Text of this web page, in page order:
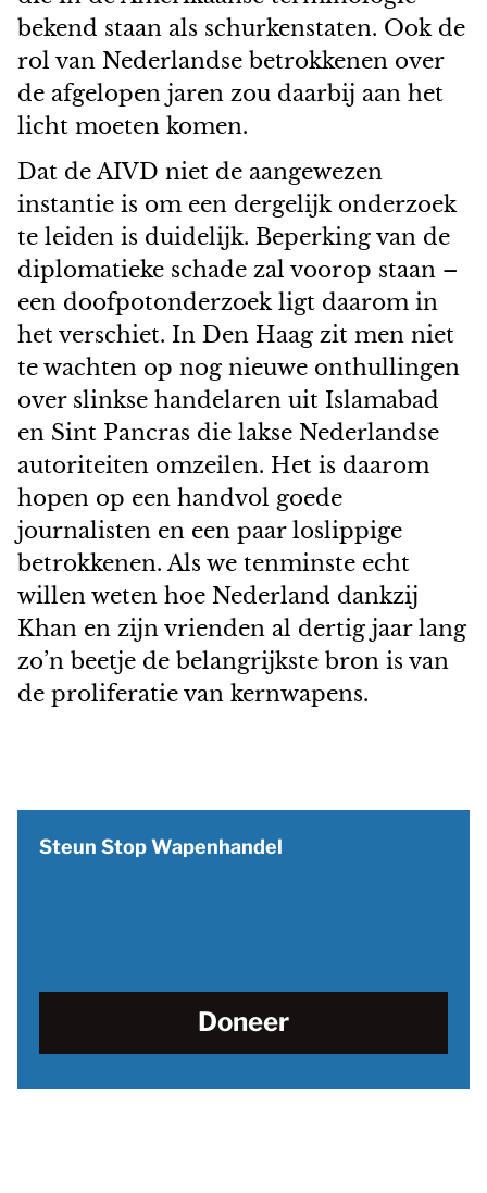
bekend staan als schurkenstaten. Ook de
rol van Nederlandse betrokkenen over
de afgelopen jaren zou daarbij aan het
licht moeten komen.
Dat de AIVD niet de aangewezen
instantie is om een dergelijk onderzoek
te leiden is duidelijk. Beperking van de
diplomatieke schade zal voorop staan –
een doofpotonderzoek ligt daarom in
het verschiet. In Den Haag zit men niet
te wachten op nog nieuwe onthullingen
over slinkse handelaren uit Islamabad
en Sint Pancras die lakse Nederlandse
autoriteiten omzeilen. Het is daarom
hopen op een handvol goede
journalisten en een paar loslippige
betrokkenen. Als we tenminste echt
willen weten hoe Nederland dankzij
Khan en zijn vrienden al dertig jaar lang
zo’n beetje de belangrijkste bron is van
de proliferatie van kernwapens.
Steun Stop Wapenhandel
Doneer